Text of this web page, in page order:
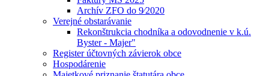
Archív ZFO do 9⁄2020
Verejné obstarávanie
Rekonštrukcia chodníka a odovodnenie v k.ú.
Byster - Majer"
Register účtovných závierok obce
Hospodárenie